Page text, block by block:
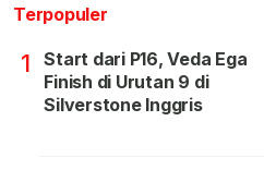
Terpopuler
1
Start dari P16, Veda Ega
Finish di Urutan 9 di
Silverstone Inggris